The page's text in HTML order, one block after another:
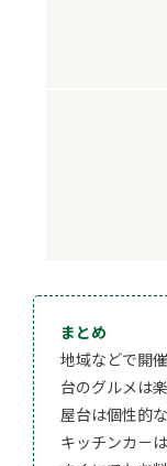
まとめ
地域などで開
台のグルメは
屋台は個性的
キッチンカ－